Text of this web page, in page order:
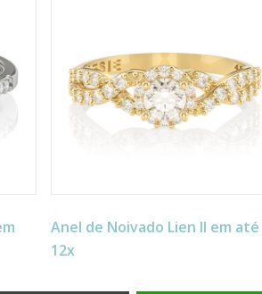
Anel de Noivado Lien II em até
12x